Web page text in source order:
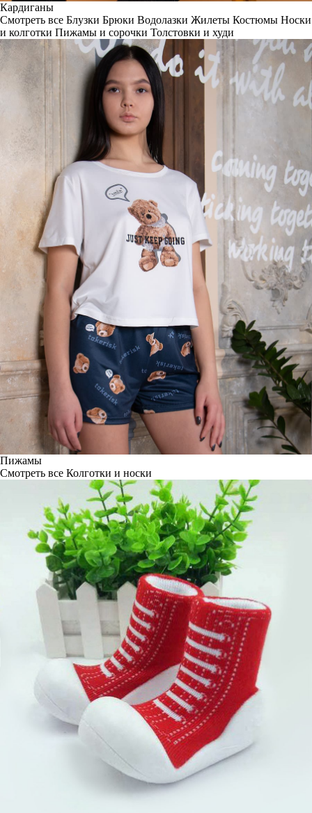
Кардиганы
Смотреть все Блузки Брюки Водолазки Жилеты Костюмы Носки
и колготки Пижамы и сорочки Толстовки и худи
Пижамы
Смотреть все Колготки и носки